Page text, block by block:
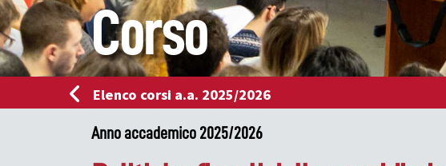
Corso
Elenco corsi a.a. 2025/2026
Anno accademico 2025/2026